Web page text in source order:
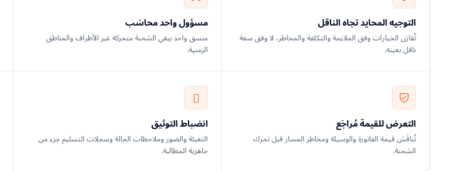
التوجيه المحايد تجاه الناقل
تُقارَن الخيارات وفق الملاءمة والتكلفة والمخاطر، لا وفق سعة
ناقل بعينه.
مسؤول واحد محاسَب
منسق واحد يبقي الشحنة متحركة عبر الأطراف والمناطق
الزمنية.
التعرض للقيمة مُراجَع
تُناقَش قيمة الفاتورة والوسيلة ومخاطر المسار قبل تحرك
الشحنة.
انضباط التوثيق
التعبئة والصور وملاحظات الحالة وسجلات التسليم جزء من
جاهزية المطالبة.